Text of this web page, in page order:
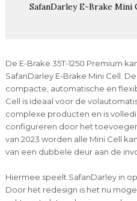
SafanDarley E-Brake Mini
De E-Brake 35T-1250 Premium
SafanDarley E-Brake Mini Cell.
compacte, automatische en
Cell is ideaal voor de
complexe producten en is
configureren door het
van 2023 worden alle Mini Cell
van een dubbele deur aan de
Hiermee speelt SafanDarley in
Door het redesign is het nu